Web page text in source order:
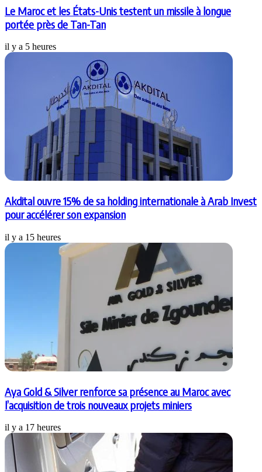
Le Maroc et les États-Unis testent un missile à longue
portée près de Tan-Tan
il y a 5 heures
Akdital ouvre 15% de sa holding internationale à Arab Invest
pour accélérer son expansion
il y a 15 heures
Aya Gold & Silver renforce sa présence au Maroc avec
l’acquisition de trois nouveaux projets miniers
il y a 17 heures